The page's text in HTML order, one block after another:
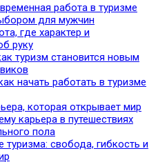
работа в туризме
для мужчин
где характер и
руку
туризм становится новым
начать работать в туризме
которая открывает мир
карьера в путешествиях
пола
туризма: свобода, гибкость и